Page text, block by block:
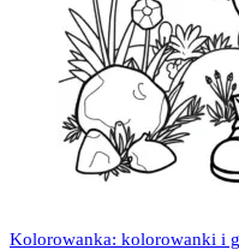
Kolorowanka: kolorowanki i